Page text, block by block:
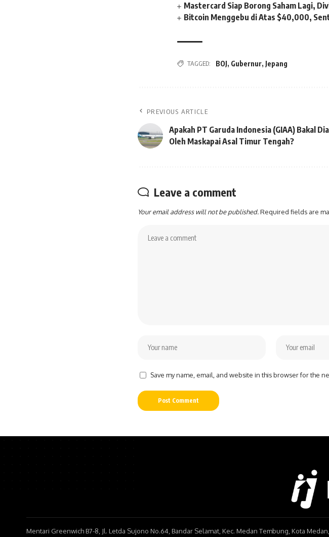
Mastercard Siap Borong Saham Lagi,
Bitcoin Menggebu di Atas $40,000,
TAGGED: BOJ, Gubernur, Jepang
PREVIOUS ARTICLE
Apakah PT Garuda Indonesia (GIAA) Bakal
Oleh Maskapai Asal Timur Tengah?
Leave a comment
Your email address will not be published.Required fields are
Save my name, email, and website in this browser for the
Mentari Greenwich B7-8, Jl. Letda Sujono No.64, Bandar Selamat, Kec. Medan Tembung, Kota